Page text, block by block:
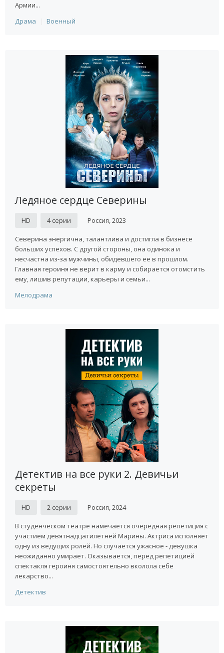
Армии...
Драма
Военный
Ледяное сердце Северины
HD 4 серии Россия, 2023
Северина энергична, талантлива и достигла в бизнесе
больших успехов. С другой стороны, она одинока и
несчастна из-за мужчины, обидевшего ее в прошлом.
Главная героиня не верит в карму и собирается отомстить
ему, лишив репутации, карьеры и семьи...
Мелодрама
Детектив на все руки 2. Девичьи
секреты
HD 2 серии Россия, 2024
В студенческом театре намечается очередная репетиция с
участием девятнадцатилетней Марины. Актриса исполняет
одну из ведущих ролей. Но случается ужасное - девушка
неожиданно умирает. Оказывается, перед репетицией
спектакля героиня самостоятельно вколола себе
лекарство...
Детектив